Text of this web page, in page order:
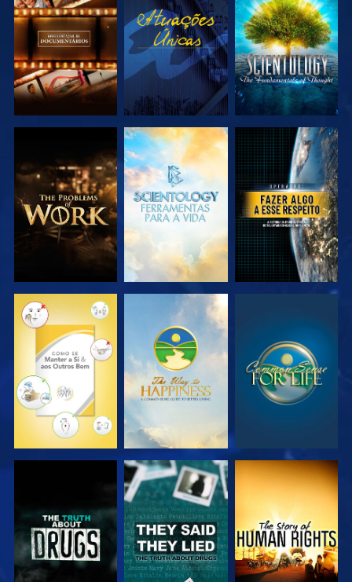
EXPLORAR A
SÉRIE
VER
EXPLORAR A
SÉRIE
EXPLORAR A
SÉRIE
EXPLORAR A
SÉRIE
VER
VER VER VER
VER VER